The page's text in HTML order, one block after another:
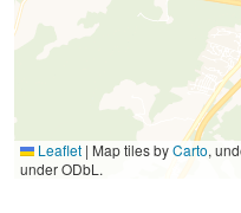
Leaflet | Map tiles byCarto,
under ODbL.